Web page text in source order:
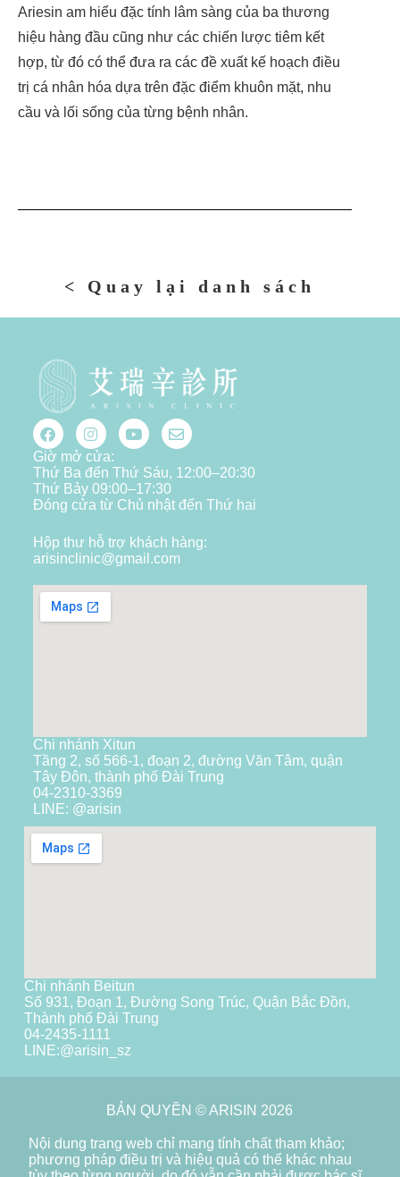
Ariesin am hiểu đặc tính lâm sàng của ba thương
hiệu hàng đầu cũng như các chiến lược tiêm kết
hợp, từ đó có thể đưa ra các đề xuất kế hoạch điều
trị cá nhân hóa dựa trên đặc điểm khuôn mặt, nhu
cầu và lối sống của từng bệnh nhân.
< Quay lại danh sách
Giờ mở cửa:
Thứ Ba đến Thứ Sáu, 12:00–20:30
Thứ Bảy 09:00–17:30
Đóng cửa từ Chủ nhật đến Thứ hai
Hộp thư hỗ trợ khách hàng:
arisinclinic@gmail.com
Chi nhánh Xitun
Tầng 2, số 566-1, đoạn 2, đường Văn Tâm, quận
Tây Đôn, thành phố Đài Trung
04-2310-3369
LINE: @arisin
Chi nhánh Beitun
Số 931, Đoạn 1, Đường Song Trúc, Quận Bắc Đồn,
Thành phố Đài Trung
04-2435-1111
LINE:@arisin_sz
BẢN QUYỀN © ARISIN 2026
Nội dung trang web chỉ mang tính chất tham khảo;
phương pháp điều trị và hiệu quả có thể khác nhau